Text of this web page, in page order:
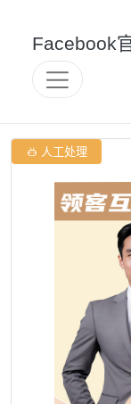
Facebook
 人工处理